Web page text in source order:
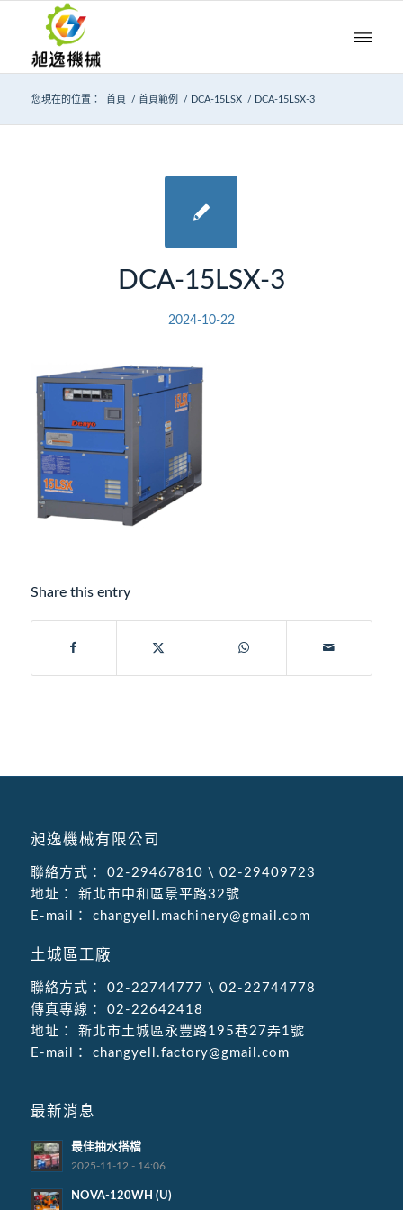
您現在的位置： 首頁 / 首頁範例 / DCA-15LSX / DCA-15LSX-3
DCA-15LSX-3
2024-10-22
Share this entry
昶逸機械有限公司
聯絡方式： 02-29467810 \ 02-29409723
地址：
新北市中和區景平路32號
E-mail：
changyell.machinery@gmail.com
土城區工廠
聯絡方式： 02-22744777 \ 02-22744778
傳真專線：
02-22642418
地址：
新北市土城區永豐路195巷27弄1號
E-mail：
changyell.factory@gmail.com
最新消息
最佳抽水搭檔
2025-11-12 - 14:06
NOVA-120WH (U)